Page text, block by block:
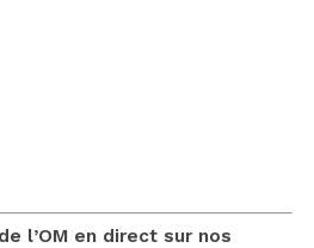
l’OM en direct sur nos